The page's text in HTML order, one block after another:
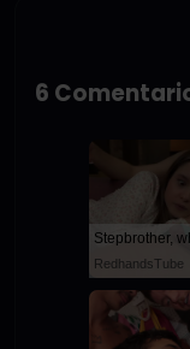
6
RedhandsTube